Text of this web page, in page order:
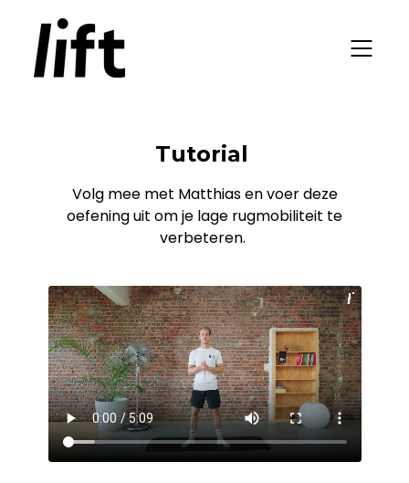
Tutorial
Volg mee met Matthias en voer deze
oefening uit om je lage rugmobiliteit te
verbeteren.